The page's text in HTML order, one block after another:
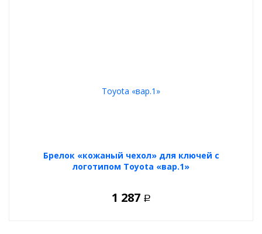
Брелок «кожаный чехол» для ключей с
логотипом Toyota «вар.1»
1 287 Р